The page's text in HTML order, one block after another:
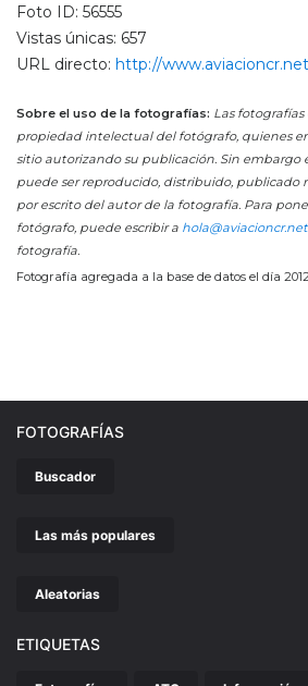
Foto ID: 56555
Vistas únicas: 657
URL directo: http://
Sobre el uso de la fotografías: Las
propiedad intelectual del fotógrafo, quienes
sitio autorizando su publicación. Sin embargo
puede ser reproducido, distribuido, publicado
por escrito del autor de la fotografía. Para
fotógrafo, puede escribir a hola@aviacioncr.net
fotografía.
Fotografía agregada a la base de datos el día
FOTOGRAFÍAS
Buscador
Las más populares
Aleatorias
ETIQUETAS